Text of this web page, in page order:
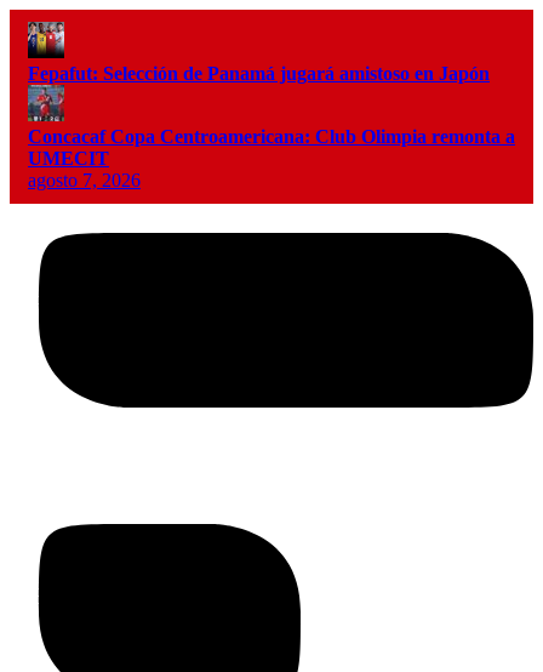
Fepafut: Selección de Panamá jugará amistoso en Japón
Concacaf Copa Centroamericana: Club Olimpia remonta a
UMECIT
agosto 7, 2026